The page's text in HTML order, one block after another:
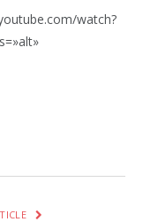
watch?